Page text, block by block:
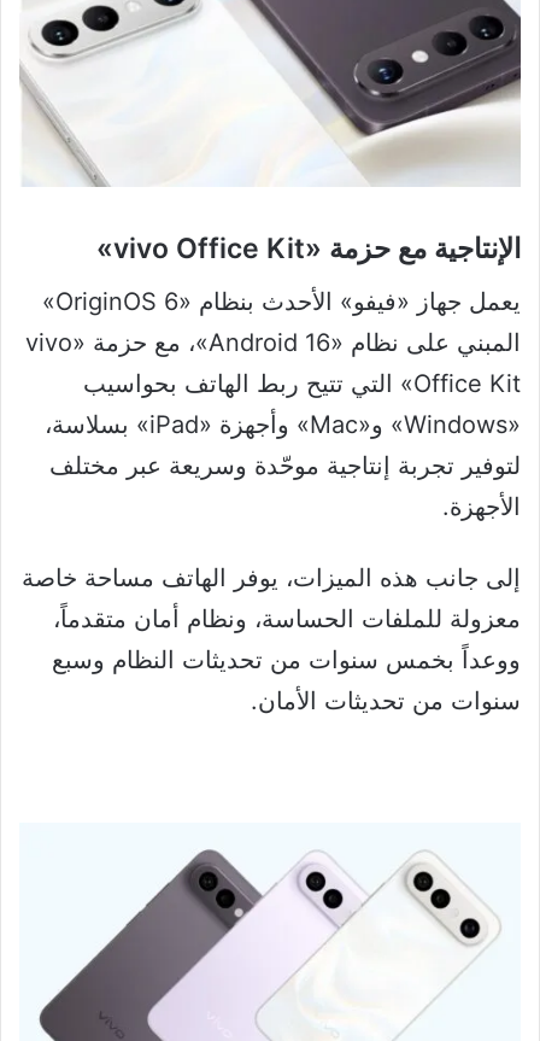
الإنتاجية مع حزمة «vivo Office Kit»
يعمل جهاز «فيفو» الأحدث بنظام «OriginOS 6»
المبني على نظام «Android 16»، مع حزمة «vivo
Office Kit» التي تتيح ربط الهاتف بحواسيب
«Windows» و«Mac» وأجهزة «iPad» بسلاسة،
لتوفير تجربة إنتاجية موحّدة وسريعة عبر مختلف
الأجهزة.
إلى جانب هذه الميزات، يوفر الهاتف مساحة خاصة
معزولة للملفات الحساسة، ونظام أمان متقدماً،
ووعداً بخمس سنوات من تحديثات النظام وسبع
سنوات من تحديثات الأمان.